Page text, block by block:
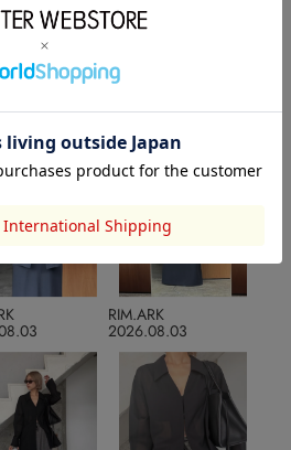
COORDINATE
2026.08.03
RIM.ARK